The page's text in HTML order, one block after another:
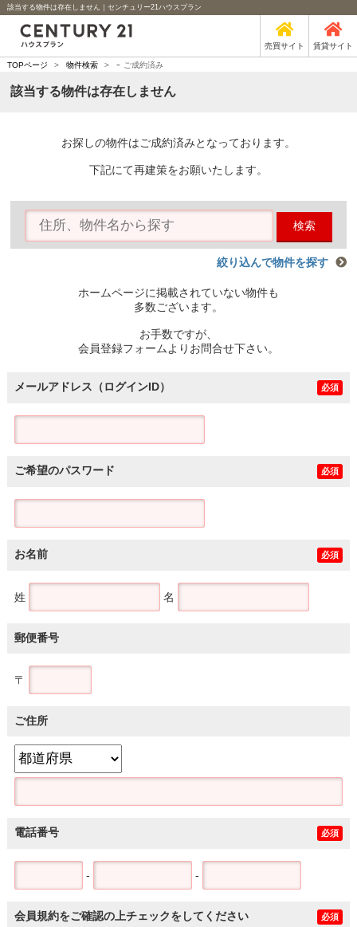
該当する物件は存在しません｜センチュリー21ハウスプラン
売買サイト 賃貸サイト
TOPページ > 物件検索 > - ご成約済み
該当する物件は存在しません
お探しの物件はご成約済みとなっております。
下記にて再建策をお願いたします。
検索
絞り込んで物件を探す
ホームページに掲載されていない物件も
多数ございます。
お手数ですが、
会員登録フォームよりお問合せ下さい。
メールアドレス（ログインID） 必須
ご希望のパスワード 必須
お名前 必須
姓 名
郵便番号
〒
ご住所
電話番号 必須
- -
会員規約をご確認の上チェックをしてください 必須